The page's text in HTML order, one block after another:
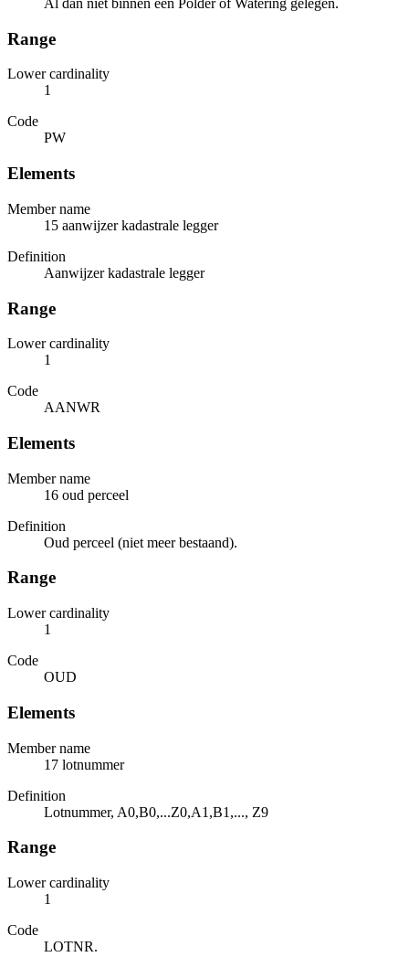
Al dan niet binnen een Polder of Watering gelegen.
Range
Lower cardinality
1
Code
PW
Elements
Member name
15 aanwijzer kadastrale legger
Definition
Aanwijzer kadastrale legger
Range
Lower cardinality
1
Code
AANWR
Elements
Member name
16 oud perceel
Definition
Oud perceel (niet meer bestaand).
Range
Lower cardinality
1
Code
OUD
Elements
Member name
17 lotnummer
Definition
Lotnummer, A0,B0,...Z0,A1,B1,..., Z9
Range
Lower cardinality
1
Code
LOTNR.